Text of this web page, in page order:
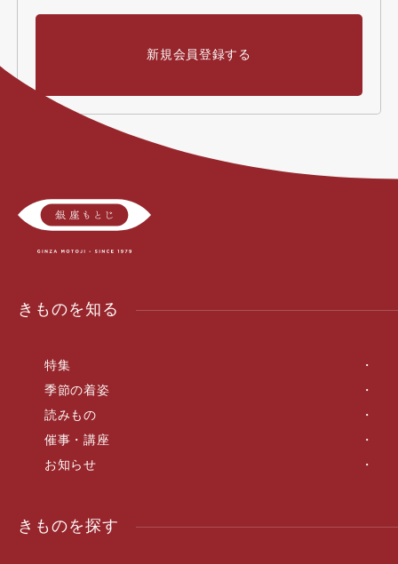
新規会員登録する
きものを知る
特集
季節の着姿
読みもの
催事・講座
お知らせ
きものを探す